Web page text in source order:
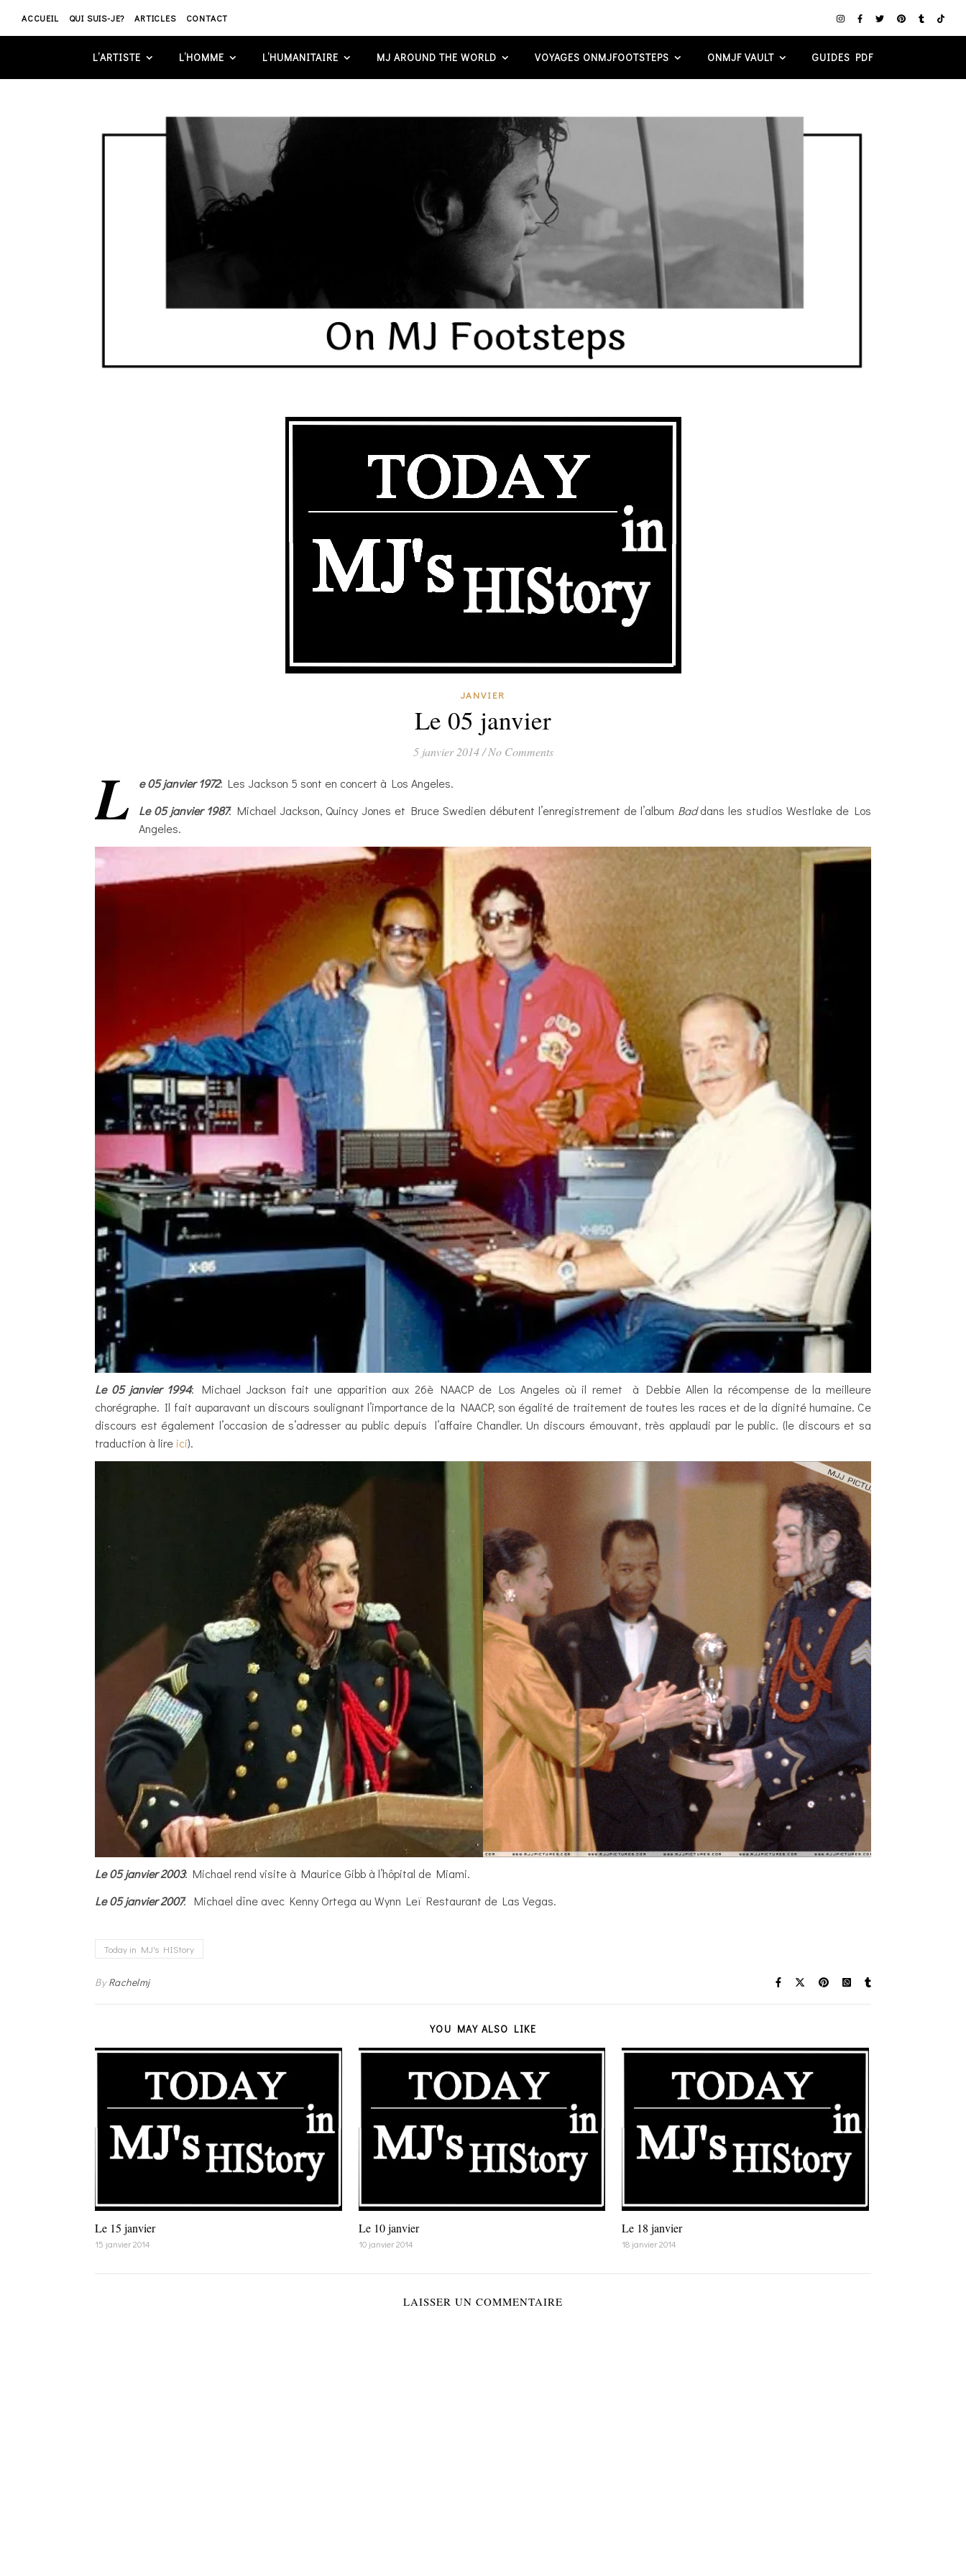
ACCUEIL QUI SUIS-JE? ARTICLES CONTACT
L’ARTISTE L’HOMME L’HUMANITAIRE MJ AROUND THE WORLD VOYAGES ONMJFOOTSTEPS ONMJF VAULT GUIDES PDF
JANVIER
Le 05 janvier
5 janvier 2014 / No Comments
L e 05 janvier 1972: Les Jackson 5 sont en concert à Los Angeles.
Le 05 janvier 1987: Michael Jackson, Quincy Jones et Bruce Swedien débutent l’enregistrement de l’album Baddans les studios Westlake de Los
Angeles.
Le 05 janvier 1994: Michael Jackson fait une apparition aux 26è NAACP de Los Angeles où il remet à Debbie Allen la récompense de la meilleure
chorégraphe. Il fait auparavant un discours soulignant l’importance de la NAACP, son égalité de traitement de toutes les races et de la dignité humaine. Ce
discours est également l’occasion de s’adresser au public depuis l’affaire Chandler. Un discours émouvant, très applaudi par le public. (le discours et sa
traduction à lire ici).
Le 05 janvier 2003: Michael rend visite à Maurice Gibb à l’hôpital de Miami.
Le 05 janvier 2007: Michael dîne avec Kenny Ortega au Wynn Leï Restaurant de Las Vegas.
Today in MJ's HIStory
ByRachelmj
YOU MAY ALSO LIKE
Le 15 janvier
15 janvier 2014
Le 10 janvier
10 janvier 2014
Le 18 janvier
18 janvier 2014
LAISSER UN COMMENTAIRE